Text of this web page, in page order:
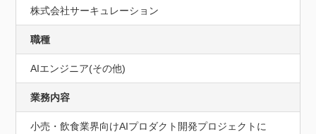
株式会社サーキュレーション
職種
AIエンジニア(その他)
業務内容
小売・飲食業界向けAIプロダクト開発プロジェクトに